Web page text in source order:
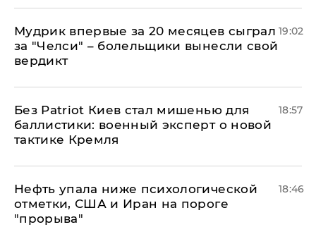
Мудрик впервые за 20 месяцев сыграл
за "Челси" – болельщики вынесли свой
вердикт
19:02
​Без Patriot Киев стал мишенью для
баллистики: военный эксперт о новой
тактике Кремля
18:57
Нефть упала ниже психологической
отметки, США и Иран на пороге
"прорыва"
18:46